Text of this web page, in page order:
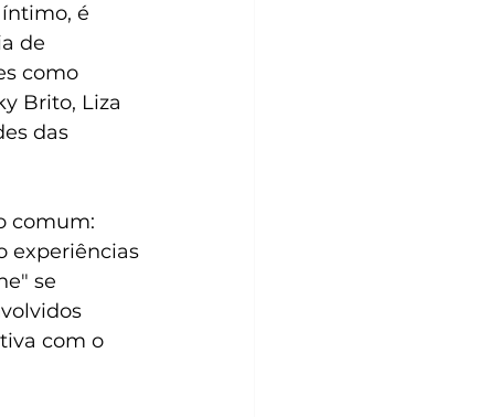
é
de
como
Brito, Liza
das
comum:
experiências
se
com o